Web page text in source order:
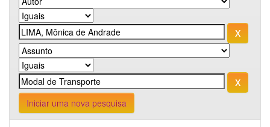
Iniciar uma nova pesquisa